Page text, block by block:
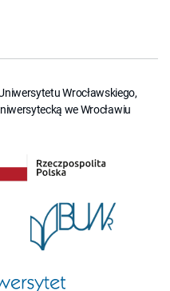
Wrocławskiego,
we Wrocławiu